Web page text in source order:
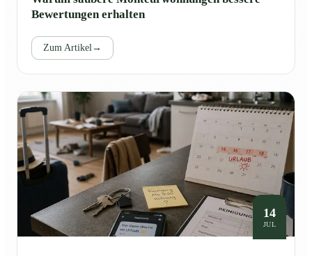
Bewertungen erhalten
Zum Artikel→
14
JUL